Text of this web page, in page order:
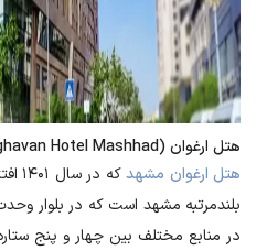
هتل ارغوان (Arghavan Hotel Mashhad):
هتل ارغوان مشهد
که
بلندمرتبه مشهد است که در بلوار
در منابع مختلف بین چهار و پنج